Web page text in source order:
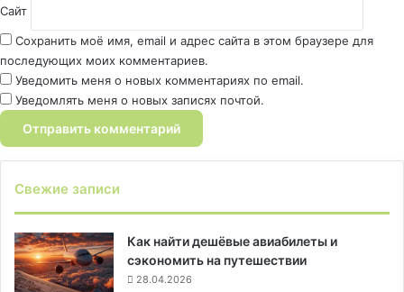
Сайт
Сохранить моё имя, email и адрес сайта в этом браузере для
последующих моих комментариев.
Уведомить меня о новых комментариях по email.
Уведомлять меня о новых записях почтой.
Свежие записи
Как найти дешёвые авиабилеты и
сэкономить на путешествии
28.04.2026